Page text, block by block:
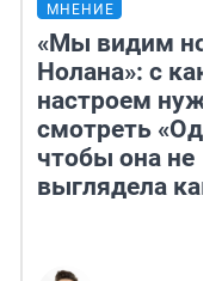
МНЕНИЕ
«Мы видим
Нолана»: с
настроем
смотреть
чтобы она не
выглядела как